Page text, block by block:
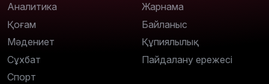
Аналитика
Қоғам
Мәдениет
Сұхбат
Спорт
Жарнама
Байланыс
Құпиялылық
Пайдалану ережесі